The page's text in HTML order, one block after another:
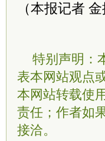
（本报记者 金
特别声明：
表本网站观点
本网站转载使
责任；作者如
接洽。